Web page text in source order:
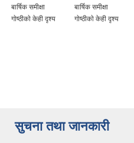
बार्षिक समीक्षा
गाेष्ठीकाे केही दृश्य
बार्षिक समीक्षा
गाेष्ठीकाे केही दृश्य
सुचना तथा जानकारी